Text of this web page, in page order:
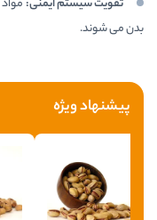
تقویت سیستم ایمنی:
بدن می شوند.
پیشنهاد ویژه